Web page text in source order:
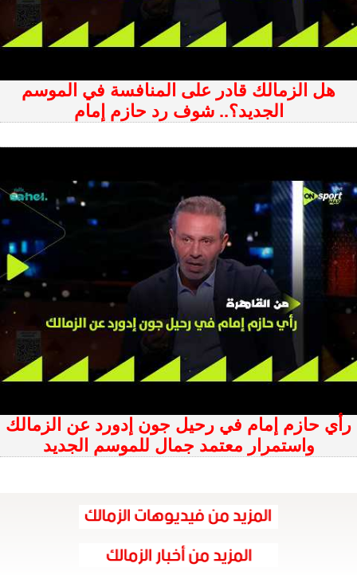
هل الزمالك قادر على المنافسة في الموسم
الجديد؟.. شوف رد حازم إمام
رأي حازم إمام في رحيل جون إدورد عن الزمالك
واستمرار معتمد جمال للموسم الجديد